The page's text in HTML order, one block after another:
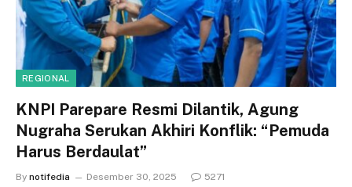
REGIONAL
KNPI Parepare Resmi Dilantik, Agung
Nugraha Serukan Akhiri Konflik: “Pemuda
Harus Berdaulat”
By notifedia Desember 30, 2025 5271